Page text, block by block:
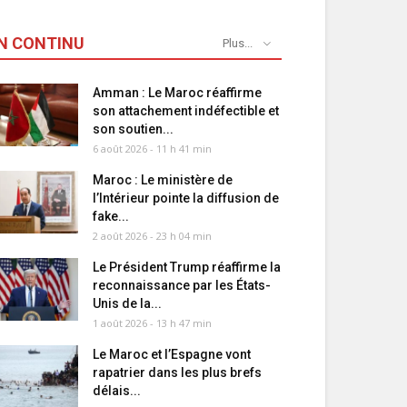
CONTINU Plus...
Amman : Le Maroc réaffirme
son attachement indéfectible et
son soutien...
6 août 2026 - 11 h 41 min
Maroc : Le ministère de
l’Intérieur pointe la diffusion de
fake...
2 août 2026 - 23 h 04 min
Le Président Trump réaffirme la
reconnaissance par les États-
Unis de la...
1 août 2026 - 13 h 47 min
Le Maroc et l’Espagne vont
rapatrier dans les plus brefs
délais...